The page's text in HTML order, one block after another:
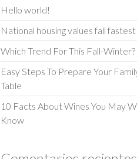
Hello world!
National housing values fall
Which Trend For This Fall-Winter?
Easy Steps To Prepare Your
Table
10 Facts About Wines You May
Know